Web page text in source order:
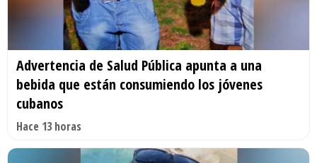
Advertencia de Salud Pública apunta a una
bebida que están consumiendo los jóvenes
cubanos
Hace 13 horas